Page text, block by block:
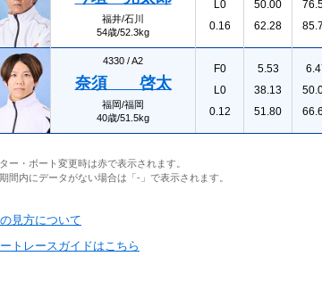
福井/石川
54歳/52.3kg
L0
0.16
50.00
62.28
4330 /A2
奈須 啓太
福岡/福岡
40歳/51.5kg
F0
L0
0.12
5.53
38.13
51.80
ー・ボート変更時は赤で表示されます。
間内にデータがない場合は「-」で表示されます。
見方について
トレースガイドはこちら